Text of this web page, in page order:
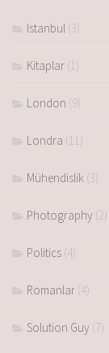
Istanbul (3)
Kitaplar (1)
London (9)
Londra (11)
Mühendislik (3)
Photography (2)
Politics (4)
Romanlar (4)
Solution Guy (7)